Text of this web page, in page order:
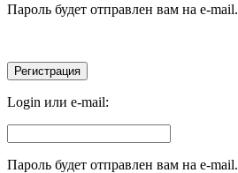
Пароль будет отправлен вам на e-mail.
Login или e-mail:
Пароль будет отправлен вам на e-mail.